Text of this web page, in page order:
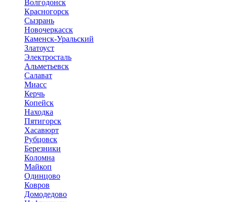
Волгодонск
Красногорск
Сызрань
Новочеркасск
Каменск-Уральский
Златоуст
Электросталь
Альметьевск
Салават
Миасс
Керчь
Копейск
Находка
Пятигорск
Хасавюрт
Рубцовск
Березники
Коломна
Майкоп
Одинцово
Ковров
Домодедово